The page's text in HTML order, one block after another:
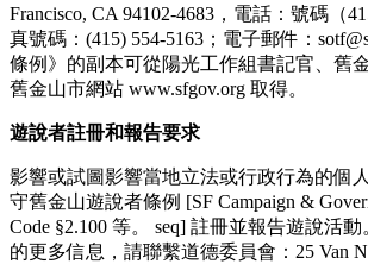
Francisco, CA 94102-4683，電話：號碼（
真號碼：(415) 554-5163；電子郵件：
條例》的副本可從陽光工作組書記官、舊
舊金山市網站 www.sfgov.org 取得。
遊說者註冊和報告要求
影響或試圖影響當地立法或行政行為的個
守舊金山遊說者條例 [SF Campaign &
Code §2.100 等。 seq] 註冊並報告遊說活
的更多信息，請聯繫道德委員會：25 Van